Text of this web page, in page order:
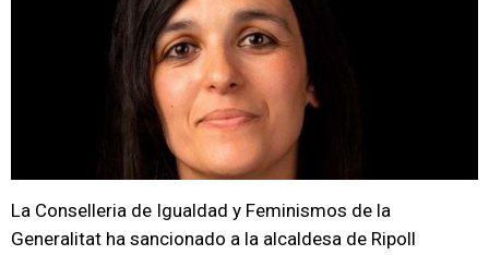
La Conselleria de Igualdad y Feminismos de la
Generalitat ha sancionado a la alcaldesa de Ripoll